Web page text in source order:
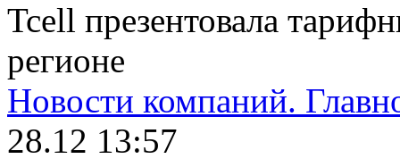
Tcell презентовала
регионе
Новости компаний.
28.12 13:57